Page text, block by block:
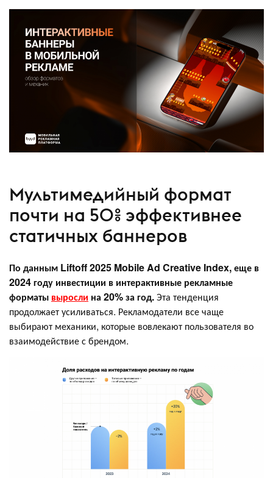
Мультимедийный формат
почти на 50% эффективнее
статичных баннеров
По данным Liftoff 2025 Mobile Ad Creative Index, еще в
2024 году инвестиции в интерактивные рекламные
форматы выросли на 20% за год.Эта тенденция
продолжает усиливаться. Рекламодатели все чаще
выбирают механики, которые вовлекают пользователя во
взаимодействие с брендом.